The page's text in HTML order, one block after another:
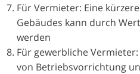
Für Vermieter: Eine
Gebäudes kann durch
werden
Für gewerbliche
von Betriebsvorrichtung